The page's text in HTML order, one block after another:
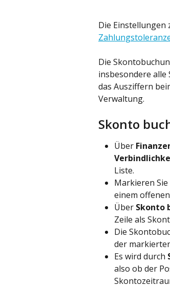
Die Einstellungen
Die
insbesondere
das Ausziffern
Verwaltung.
Skonto
Über
Liste.
Markieren
einem
Über Skonto
Zeile als
Die
der
Es wird durch
also ob der